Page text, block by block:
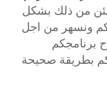
من ذلك بشكل
ونسهر من اجل
برنامجكم
بطريقة صحيحة